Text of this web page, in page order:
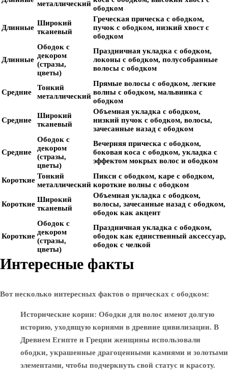
металлический
ободком
Длинные
Широкий
тканевый
Греческая прическа с ободком,
пучок с ободком, низкий хвост с
ободком
Длинные
Ободок с
декором
(стразы,
цветы)
Праздничная укладка с ободком,
локоны с ободком, полусобранные
волосы с ободком
Средние
Тонкий
металлический
Прямые волосы с ободком, легкие
волны с ободком, мальвинка с
ободком
Средние
Широкий
тканевый
Объемная укладка с ободком,
низкий пучок с ободком, волосы,
зачесанные назад с ободком
Средние
Ободок с
декором
(стразы,
цветы)
Вечерняя прическа с ободком,
боковая коса с ободком, укладка с
эффектом мокрых волос и ободком
Короткие Тонкий
металлический
Пикси с ободком, каре с ободком,
короткие волны с ободком
Короткие
Широкий
тканевый
Объемная укладка с ободком,
волосы, зачесанные назад с ободком,
ободок как акцент
Короткие
Ободок с
декором
(стразы,
цветы)
Праздничная укладка с ободком,
ободок как единственный аксессуар,
ободок с челкой
Интересные факты
Вот несколько интересных фактов о прическах с ободком:
Исторические корни: Ободки для волос имеют долгую
историю, уходящую корнями в древние цивилизации. В
Древнем Египте и Греции женщины использовали
ободки, украшенные драгоценными камнями и золотыми
элементами, чтобы подчеркнуть свой статус и красоту.